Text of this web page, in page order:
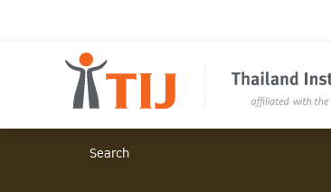
Search